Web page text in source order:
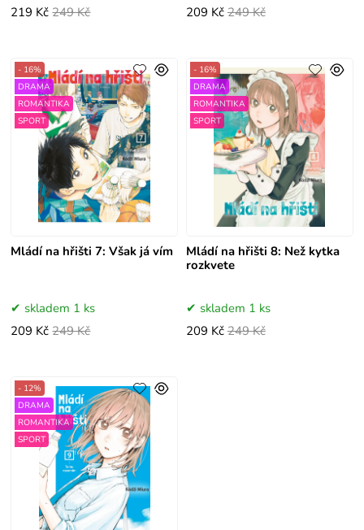
219 Kč 249 Kč 209 Kč 249 Kč
Mládí na hřišti 7: Však já vím
- 16%
DRAMA
ROMANTIKA
SPORT
skladem 1 ks
209 Kč 249 Kč
Mládí na hřišti 8: Než kytka
rozkvete
- 16%
DRAMA
ROMANTIKA
SPORT
skladem 1 ks
209 Kč 249 Kč
- 12%
DRAMA
ROMANTIKA
SPORT